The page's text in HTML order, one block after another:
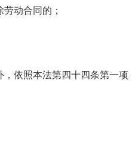
动合同的；
依照本法第四十四条第一项